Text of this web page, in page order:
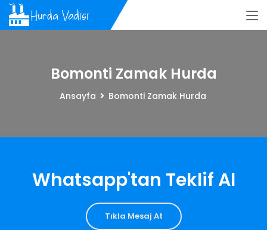
Bomonti Zamak Hurda
Ansayfa Bomonti Zamak Hurda
Whatsapp'tan Teklif Al
Tıkla Mesaj At